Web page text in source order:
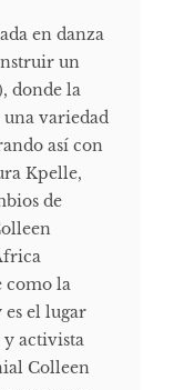
en danza
un
donde la
variedad
así con
Kpelle,
de
como la
es el lugar
y activista
Colleen